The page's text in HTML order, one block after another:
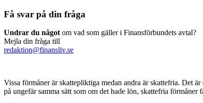
Få svar på din fråga
Undrar du något om vad som gäller i Finansförbundets avtal?
Mejla din fråga till
redaktion@finansliv.se
Vissa förmåner är skattepliktiga medan andra är skattefria. Det
på ungefär samma sätt som om det hade lön, skattefria förmåner